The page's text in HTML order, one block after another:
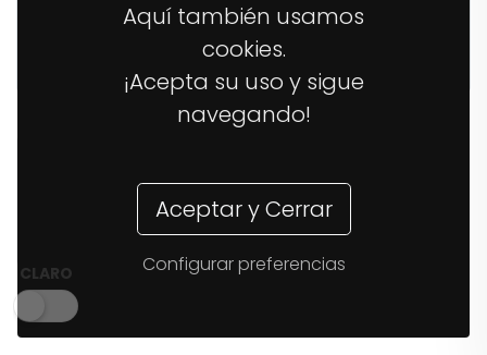
14,37€
34,99€ 54,49€
Aquí también usamos
cookies.
¡Acepta su uso y sigue
navegando!
Aceptar y Cerrar
Configurar preferencias
CLARO